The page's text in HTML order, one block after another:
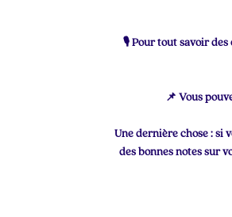
🎙 Pour tout savoir des
📌 Vous
Une dernière chose : si
des bonnes notes sur